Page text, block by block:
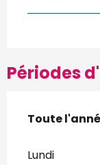
Périodes
Toute
Toute
Lundi